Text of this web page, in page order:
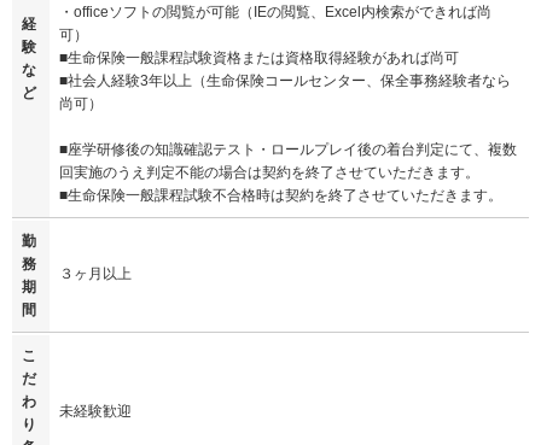
経
験
な
ど
・officeソフトの閲覧が可能（IEの閲覧、Excel内検索ができれば尚
可）
■生命保険一般課程試験資格または資格取得経験があれば尚可
■社会人経験3年以上（生命保険コールセンター、保全事務経験者なら
尚可）
■座学研修後の知識確認テスト・ロールプレイ後の着台判定にて、複数
回実施のうえ判定不能の場合は契約を終了させていただきます。
■生命保険一般課程試験不合格時は契約を終了させていただきます。
勤
務
期
間
３ヶ月以上
こ
だ
わ
り
未経験歓迎